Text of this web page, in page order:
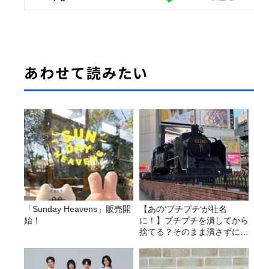
あわせて読みたい
「Sunday Heavens」販売開
始！
【あの‘プチプチ‘が社名
に！】プチプチを潰してから
捨てる？そのまま潰さずに捨